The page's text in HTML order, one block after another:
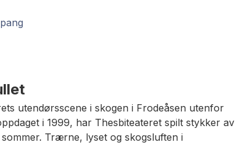
utendørsscene i skogen i Frodeåsen utenfor
i 1999, har Thesbiteateret spilt stykker av
Trærne, lyset og skogsluften i